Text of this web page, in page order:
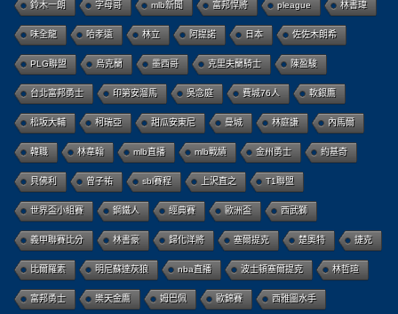
鈴木一朗 字母哥 mlb新聞 富邦悍將 pleague 林書瑋
味全龍 哈孝遠 林立 阿提諾 日本 佐佐木朗希
PLG聯盟 烏克蘭 墨西哥 克里夫蘭騎士 陳盈駿
台北富邦勇士 印第安溜馬 吳念庭 費城76人 軟銀鷹
松坂大輔 柯瑞亞 甜瓜安東尼 曼城 林庭謙 內馬爾
韓職 林韋翰 mlb直播 mlb戰績 金州勇士 約基奇
貝佛利 曾子祐 sbl賽程 上沢直之 T1聯盟
世界盃小組賽 鋼鐵人 經典賽 歐洲盃 西武獅
義甲聯賽比分 林書豪 歸化洋將 塞爾提克 楚奧特 捷克
比爾羅素 明尼蘇達灰狼 nba直播 波士頓塞爾提克 林哲瑄
富邦勇士 樂天金鷹 姆巴佩 歐錦賽 西雅圖水手